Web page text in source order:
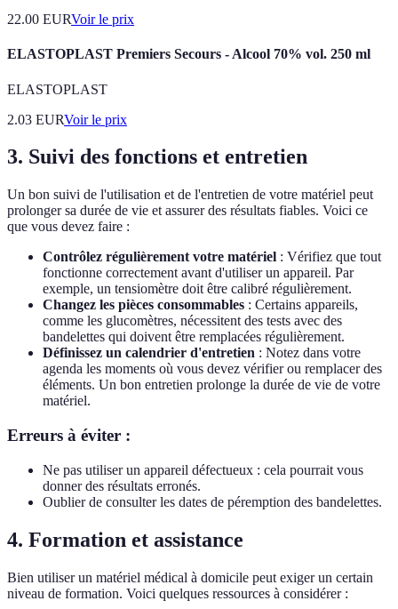
22.00 EURVoir le prix
ELASTOPLAST Premiers Secours - Alcool 70% vol. 250 ml
ELASTOPLAST
2.03 EURVoir le prix
3. Suivi des fonctions et entretien
Un bon suivi de l'utilisation et de l'entretien de votre matériel peut
prolonger sa durée de vie et assurer des résultats fiables. Voici ce
que vous devez faire :
Contrôlez régulièrement votre matériel : Vérifiez que tout
fonctionne correctement avant d'utiliser un appareil. Par
exemple, un tensiomètre doit être calibré régulièrement.
Changez les pièces consommables : Certains appareils,
comme les glucomètres, nécessitent des tests avec des
bandelettes qui doivent être remplacées régulièrement.
Définissez un calendrier d'entretien : Notez dans votre
agenda les moments où vous devez vérifier ou remplacer des
éléments. Un bon entretien prolonge la durée de vie de votre
matériel.
Erreurs à éviter :
Ne pas utiliser un appareil défectueux : cela pourrait vous
donner des résultats erronés.
Oublier de consulter les dates de péremption des bandelettes.
4. Formation et assistance
Bien utiliser un matériel médical à domicile peut exiger un certain
niveau de formation. Voici quelques ressources à considérer :